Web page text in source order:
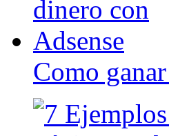
Como